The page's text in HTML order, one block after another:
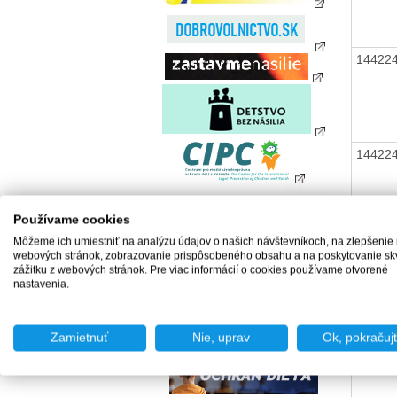
Používame cookies
Môžeme ich umiestniť na analýzu údajov o našich návštevníkoch, na zlepšenie
webových stránok, zobrazovanie prispôsobeného obsahu a na poskytovanie
zážitku z webových stránok. Pre viac informácií o cookies používame otvorené
nastavenia.
Zamietnuť Nie, uprav Ok,